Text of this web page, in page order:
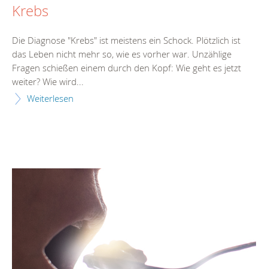
Krebs
Die Diagnose "Krebs" ist meistens ein Schock. Plötzlich ist
das Leben nicht mehr so, wie es vorher war. Unzählige
Fragen schießen einem durch den Kopf: Wie geht es jetzt
weiter? Wie wird...
Weiterlesen